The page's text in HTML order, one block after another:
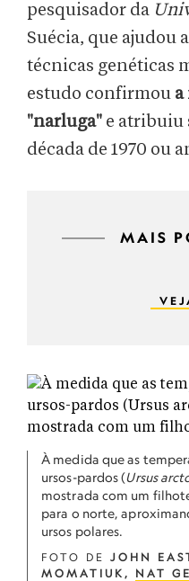
pesquisador da
Suécia, que ajudou
técnicas genéticas
estudo confirmou a
"narluga" e atribuiu
década de 1970 ou
MAIS
À medida que as
ursos-pardos (Ursus
mostrada com um
para o norte,
ursos polares.
FOTO DE JOHN
MOMATIUK, NAT